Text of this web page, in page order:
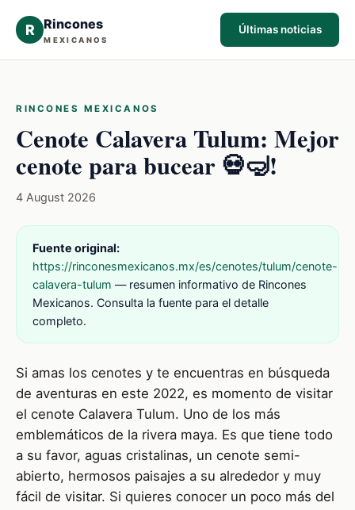
R Rincones
MEXICANOS
Últimas noticias
RINCONES MEXICANOS
Cenote Calavera Tulum: Mejor
cenote para bucear 💀🤿!
4 August 2026
Fuente original:
https://rinconesmexicanos.mx/es/cenotes/tulum/cenote-
calavera-tulum — resumen informativo de Rincones
Mexicanos. Consulta la fuente para el detalle
completo.
Si amas los cenotes y te encuentras en búsqueda
de aventuras en este 2022, es momento de visitar
el cenote Calavera Tulum. Uno de los más
emblemáticos de la rivera maya. Es que tiene todo
a su favor, aguas cristalinas, un cenote semi-
abierto, hermosos paisajes a su alrededor y muy
fácil de visitar. Si quieres conocer un poco más del